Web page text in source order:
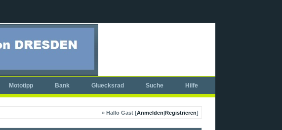
Mototipp Bank Gluecksrad Suche Hilfe
» Hallo Gast [Anmelden|Registrieren]